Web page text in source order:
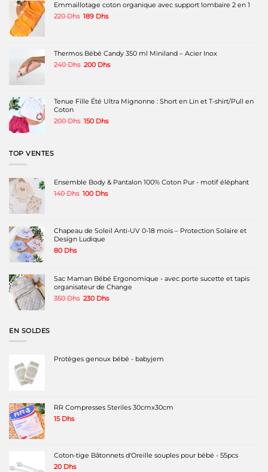
Emmaillotage coton organique avec support lombaire 2 en 1
220Dhs Le
220 Dhs.
189 DhsLe
189 Dhs.
Thermos Bébé Candy 350 ml Miniland – Acier Inox
240Dhs Le
240 Dhs.
200 DhsLe
200 Dhs.
Tenue Fille Été Ultra Mignonne : Short en Lin et T-shirt/Pull en
Coton
200Dhs Le
150 DhsLe
TOP VENTES
Ensemble Body & Pantalon 100% Coton Pur - motif éléphant
140Dhs Le
140 Dhs.
100 DhsLe
100 Dhs.
Chapeau de Soleil Anti-UV 0-18 mois – Protection Solaire et
Design Ludique
80 Dhs
Sac Maman Bébé Ergonomique - avec porte sucette et tapis
organisateur de Change
350Dhs Le
230 DhsLe
EN SOLDES
Protèges genoux bébé - babyjem
RR Compresses Steriles 30cmx30cm
15 Dhs
Coton-tige Bâtonnets d'Oreille souples pour bébé - 55pcs
20 Dhs